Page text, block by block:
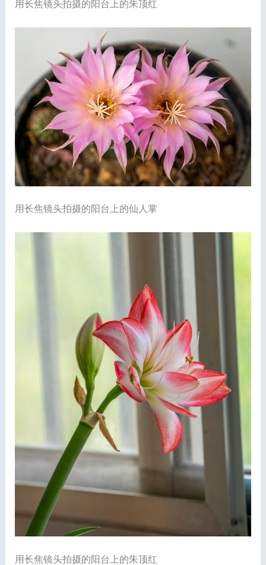
用长焦镜头拍摄的阳台上的朱顶红
用长焦镜头拍摄的阳台上的仙人掌
用长焦镜头拍摄的阳台上的朱顶红